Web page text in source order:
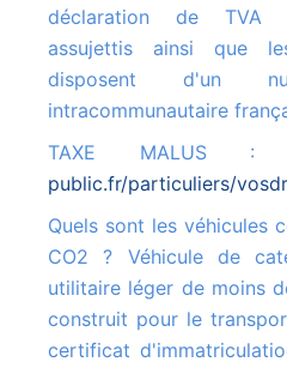
déclaration de TVA
assujettis ainsi que
disposent d'un
intracommunautaire
TAXE MALUS :
public.fr/particuliers/
Quels sont les véhicules concernés par le malus
CO2 ? Véhicule de
utilitaire léger de moins
construit pour le
certificat